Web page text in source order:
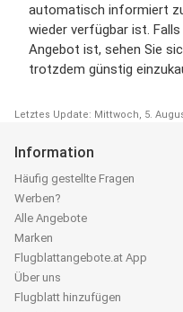
automatisch informiert
wieder verfügbar ist.
Angebot ist, sehen Sie
trotzdem günstig
Letztes Update: Mittwoch, 5.
Information
Häufig gestellte Fragen
Werben?
Alle Angebote
Marken
Flugblattangebote.at App
Über uns
Flugblatt hinzufügen